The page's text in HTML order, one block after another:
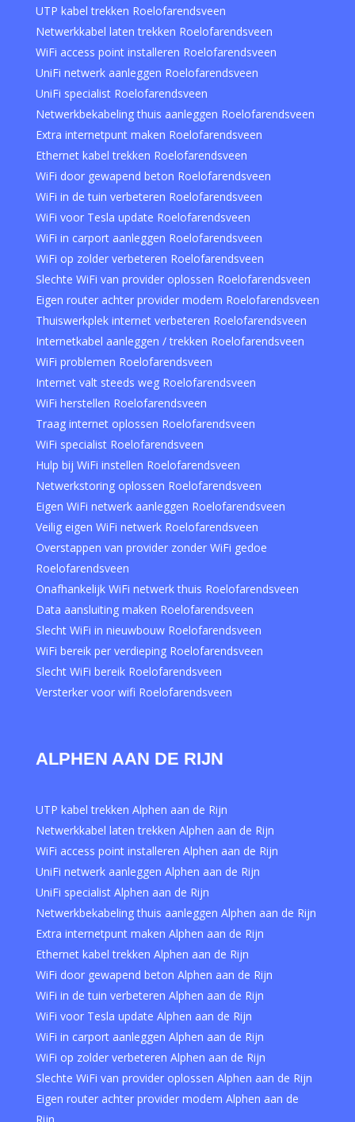
UTP kabel trekken Roelofarendsveen
Netwerkkabel laten trekken Roelofarendsveen
WiFi access point installeren Roelofarendsveen
UniFi netwerk aanleggen Roelofarendsveen
UniFi specialist Roelofarendsveen
Netwerkbekabeling thuis aanleggen Roelofarendsveen
Extra internetpunt maken Roelofarendsveen
Ethernet kabel trekken Roelofarendsveen
WiFi door gewapend beton Roelofarendsveen
WiFi in de tuin verbeteren Roelofarendsveen
WiFi voor Tesla update Roelofarendsveen
WiFi in carport aanleggen Roelofarendsveen
WiFi op zolder verbeteren Roelofarendsveen
Slechte WiFi van provider oplossen Roelofarendsveen
Eigen router achter provider modem Roelofarendsveen
Thuiswerkplek internet verbeteren Roelofarendsveen
Internetkabel aanleggen / trekken Roelofarendsveen
WiFi problemen Roelofarendsveen
Internet valt steeds weg Roelofarendsveen
WiFi herstellen Roelofarendsveen
Traag internet oplossen Roelofarendsveen
WiFi specialist Roelofarendsveen
Hulp bij WiFi instellen Roelofarendsveen
Netwerkstoring oplossen Roelofarendsveen
Eigen WiFi netwerk aanleggen Roelofarendsveen
Veilig eigen WiFi netwerk Roelofarendsveen
Overstappen van provider zonder WiFi gedoe
Roelofarendsveen
Onafhankelijk WiFi netwerk thuis Roelofarendsveen
Data aansluiting maken Roelofarendsveen
Slecht WiFi in nieuwbouw Roelofarendsveen
WiFi bereik per verdieping Roelofarendsveen
Slecht WiFi bereik Roelofarendsveen
Versterker voor wifi Roelofarendsveen
ALPHEN AAN DE RIJN
UTP kabel trekken Alphen aan de Rijn
Netwerkkabel laten trekken Alphen aan de Rijn
WiFi access point installeren Alphen aan de Rijn
UniFi netwerk aanleggen Alphen aan de Rijn
UniFi specialist Alphen aan de Rijn
Netwerkbekabeling thuis aanleggen Alphen aan de Rijn
Extra internetpunt maken Alphen aan de Rijn
Ethernet kabel trekken Alphen aan de Rijn
WiFi door gewapend beton Alphen aan de Rijn
WiFi in de tuin verbeteren Alphen aan de Rijn
WiFi voor Tesla update Alphen aan de Rijn
WiFi in carport aanleggen Alphen aan de Rijn
WiFi op zolder verbeteren Alphen aan de Rijn
Slechte WiFi van provider oplossen Alphen aan de Rijn
Eigen router achter provider modem Alphen aan de